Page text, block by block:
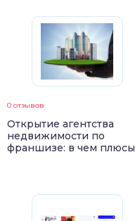
0 отзывов
Открытие агентства
недвижимости по
франшизе: в чем плюсы